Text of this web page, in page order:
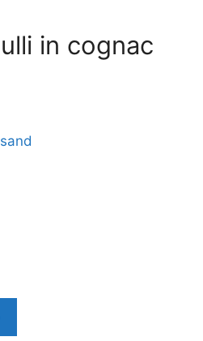
in cognac